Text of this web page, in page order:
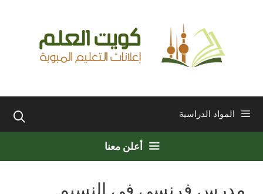
المواد الدراسية
أعلن معنا
مدرس فرنسي في النسيم